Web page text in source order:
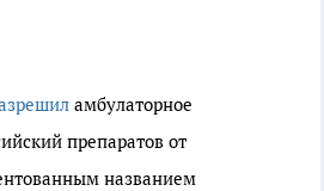
амбулаторное
препаратов от
названием